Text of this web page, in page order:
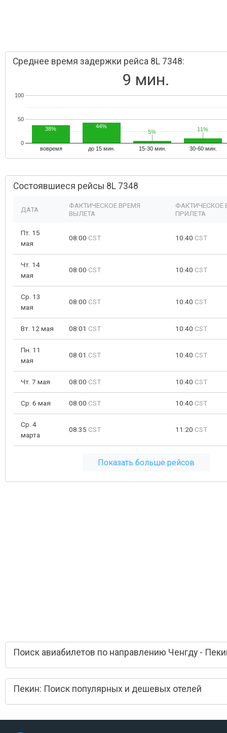
Среднее время задержки рейса 8L 7348:
9 мин.
вовремя до 15 мин. 15-30 мин. 30-60 мин.
0
50
100
38%
44%
5%
5% 11%
11%
Состоявшиеся рейсы 8L 7348
ДАТА
ФАКТИЧЕСКОЕ ВРЕМЯ
ВЫЛЕТА
ФАКТИЧЕСКОЕ
ПРИЛЕТА
Пт. 15
мая
08:00 CST 10:40 CST
Чт. 14
мая
08:00 CST 10:40 CST
Ср. 13
мая
08:00 CST 10:40 CST
Вт. 12 мая 08:01 CST 10:40 CST
Пн. 11
мая
08:01 CST 10:40 CST
Чт. 7 мая 08:00 CST 10:40 CST
Ср. 6 мая 08:00 CST 10:40 CST
Ср. 4
марта
08:35 CST 11:20 CST
Показать больше рейсов
Поиск авиабилетов по направлению Ченгду -
Пекин: Поиск популярных и дешевых отелей